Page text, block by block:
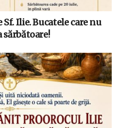
Sf. Ilie. Bucatele care nu